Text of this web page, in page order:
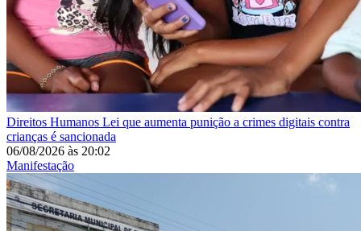
Direitos Humanos Lei que aumenta punição a crimes digitais contra
crianças é sancionada
06/08/2026 às 20:02
Manifestação